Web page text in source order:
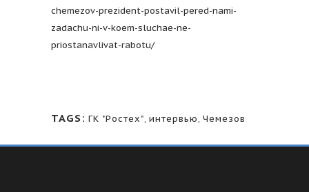
chemezov-prezident-postavil-pered-nami-
zadachu-ni-v-koem-sluchae-ne-
priostanavlivat-rabotu/
TAGS: ГК "Ростех", интервью, Чемезов